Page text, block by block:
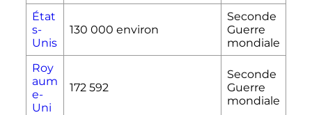
État
s-
Unis
130 000 environ
Seconde
Guerre
mondiale
Roy
aum
e-
Uni
172 592
Seconde
Guerre
mondiale